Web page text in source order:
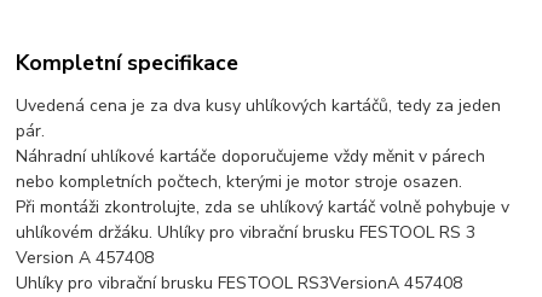
Kompletní specifikace
Uvedená cena je za dva kusy uhlíkových kartáčů, tedy za jeden
pár.
Náhradní uhlíkové kartáče doporučujeme vždy měnit v párech
nebo kompletních počtech, kterými je motor stroje osazen.
Při montáži zkontrolujte, zda se uhlíkový kartáč volně pohybuje v
uhlíkovém držáku. Uhlíky pro vibrační brusku FESTOOL RS 3
Version A 457408
Uhlíky pro vibrační brusku FESTOOL RS3VersionA 457408